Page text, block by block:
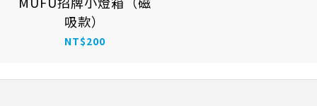
吸款）
NT$200